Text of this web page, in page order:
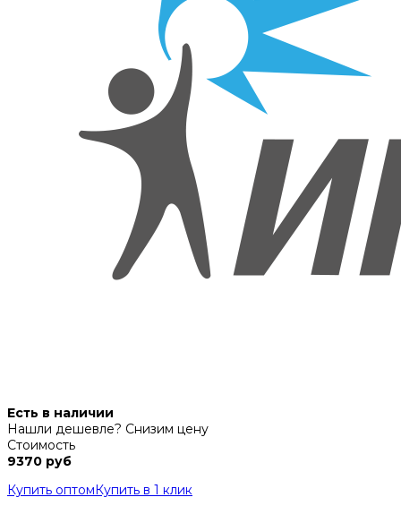
Есть в наличии
Нашли дешевле? Снизим цену
Стоимость
9370 руб
Купить оптом Купить в 1 клик